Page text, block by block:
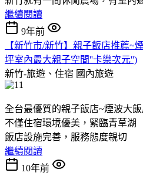
繼續閱讀
9年前
【新竹市/新竹】親子飯店推薦~
坪室內最大親子空間''卡樂次元'')
新竹-旅遊、住宿 國內旅遊
全台最優質的親子飯店~煙波大
不僅住宿環境優美，緊臨青草湖
飯店設施完善，服務態度親切
繼續閱讀
10年前